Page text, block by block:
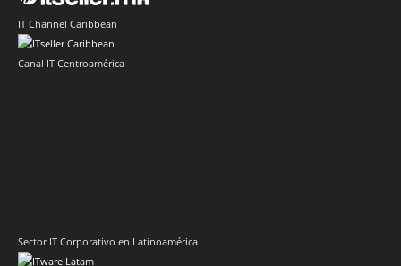
IT Channel Caribbean
Canal IT Centroamérica
Sector IT Corporativo en Latinoamérica